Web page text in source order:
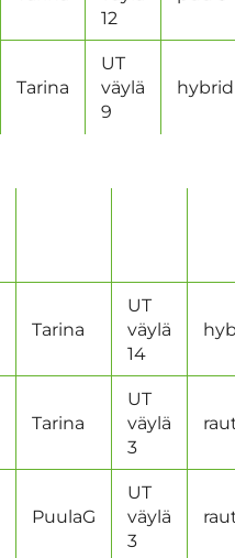
12
Tarina
UT
väylä
9
Tarina
UT
väylä
14
Tarina
UT
väylä
3
PuulaG
UT
väylä
3